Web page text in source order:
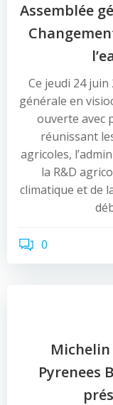
Assemblée
Ce jeudi 24 juin
générale en
ouverte avec
réunissant
agricoles,
la R&D
climatique et de
0
Michelin
Pyrenees